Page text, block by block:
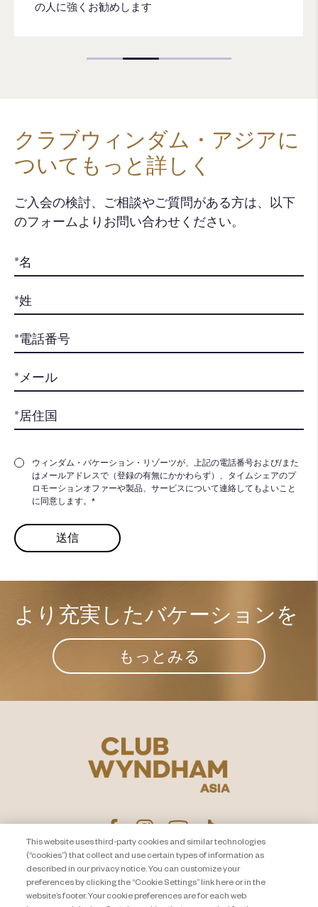
の人に強くお勧めします
クラブウィンダム・アジアに
ついてもっと詳しく
ご入会の検討、ご相談やご質問がある方は、以下
のフォームよりお問い合わせください。​
ウィンダム・バケーション・リゾーツが、上記の電話番号および/また
はメールアドレスで（登録の有無にかかわらず）、タイムシェアのプ
ロモーションオファーや製品、サービスについて連絡してもよいこと
に同意します。*
より充実した​バケーションを
もっとみる
プライバシー通知
About Travel + Leisure Co
お問い合わせ
サイトマップ
This website uses third-party cookies and similar technologies
(“cookies”) that collect and use certain types of information as
described in our privacy notice. You can customize your
preferences by clicking the “Cookie Settings” link here or in the
website’s footer. Your cookie preferences are for each web